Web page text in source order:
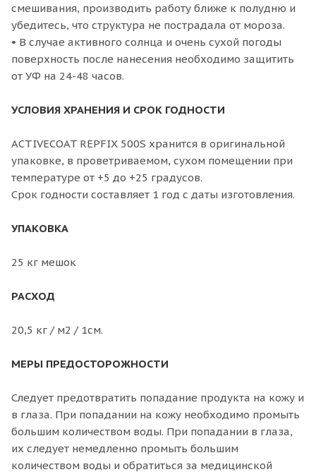
смешивания, производить работу ближе к полудню и
убедитесь, что структура не пострадала от мороза.
• В случае активного солнца и очень сухой погоды
поверхность после нанесения необходимо защитить
от УФ на 24-48 часов.
УСЛОВИЯ ХРАНЕНИЯ И СРОК ГОДНОСТИ
ACTIVECOAT REPFIX 500S хранится в оригинальной
упаковке, в проветриваемом, сухом помещении при
температуре от +5 до +25 градусов.
Срок годности составляет 1 год с даты изготовления.
УПАКОВКА
25 кг мешок
РАСХОД
20,5 кг / м2 / 1см.
МЕРЫ ПРЕДОСТОРОЖНОСТИ
Следует предотвратить попадание продукта на кожу и
в глаза. При попадании на кожу необходимо промыть
большим количеством воды. При попадании в глаза,
их следует немедленно промыть большим
количеством воды и обратиться за медицинской